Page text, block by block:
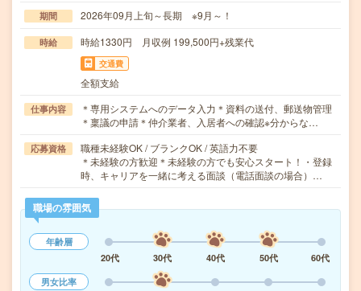
期間 2026年09月上旬～長期 ※9月～！
時給 時給1330円 月収例 199,500円+残業代
交通費
全額支給
仕事内容
＊専用システムへのデータ入力＊資料の送付、郵送物管理
＊稟議の申請＊仲介業者、入居者への確認※分からな…
応募資格
職種未経験OK / ブランクOK / 英語力不要
＊未経験の方歓迎＊未経験の方でも安心スタート！・登録
時、キャリアを一緒に考える面談（電話面談の場合）…
職場の雰囲気
年齢層
20代
30代 40代 50代
60代
男女比率